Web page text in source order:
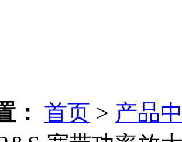
： 首页 > 产品